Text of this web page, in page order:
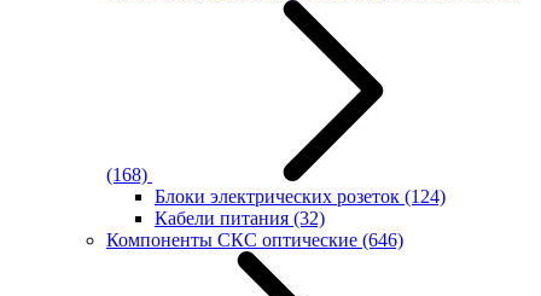
(168)
Блоки электрических розеток (124)
Кабели питания (32)
Компоненты СКС оптические (646)